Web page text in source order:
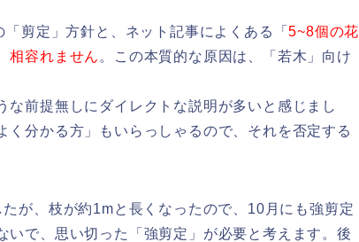
「剪定」方針と、ネット記事によくある「5~8個の花
相容れません 。この本質的な原因は、「若木」向け
な前提無しにダイレクトな説明が多いと感じまし
く分かる方」もいらっしゃるので、それを否定する
が、枝が約1mと長くなったので、10月にも強剪定
いで、思い切った「強剪定」が必要と考えます。後